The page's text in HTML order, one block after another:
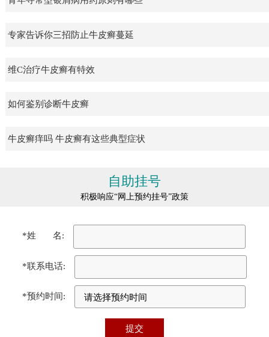
专家告诉你三招防止牛皮癣蔓延
维C治疗牛皮癣有特效
如何鉴别诊断牛皮癣
牛皮癣痒吗 牛皮癣有这些典型症状
自助挂号
积极响应“网上预约挂号”政策
*姓 名:
*联系电话:
*预约时间: